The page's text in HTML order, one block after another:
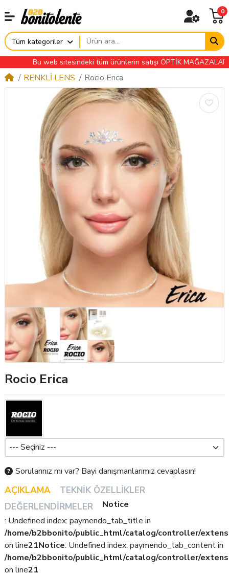
0
Tüm kategoriler
Bu web sitesindeki tüm ürünlerin satışı OPTİK MAĞAZALARINA
RENKLİ LENS Rocio Erica
Rocio Erica
AÇIKLAMA
TEKNIK ÖZELLIKLER
DEĞERLENDIRMELER
Notice
: Undefined index: paymendo_tab_title in
/home/b2bbonito/public_html/catalog/controller/
on line21Notice: Undefined index: paymendo_tab_content in
/home/b2bbonito/public_html/catalog/controller/
on line21
Sorularınız mı var? Bayi danışmanlarımız cevaplasın!
Dioptri (Pwr)